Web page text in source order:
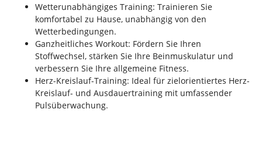
Wetterunabhängiges Training: Trainieren Sie
komfortabel zu Hause, unabhängig von den
Wetterbedingungen.
Ganzheitliches Workout: Fördern Sie Ihren
Stoffwechsel, stärken Sie Ihre Beinmuskulatur und
verbessern Sie Ihre allgemeine Fitness.
Herz-Kreislauf-Training: Ideal für zielorientiertes Herz-
Kreislauf- und Ausdauertraining mit umfassender
Pulsüberwachung.